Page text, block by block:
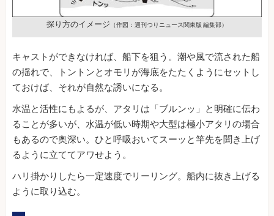
探り方のイメージ （作図：週刊つりニュース関東版 編集部）
キャストができなければ、船下を狙う。潮や風で流された船
の揺れで、トントンとオモリが海底をたたくようにセットし
ておけば、それが自然な誘いになる。
水温と活性にもよるが、アタリは「ブルンッ」と明確に伝わ
ることが多いが、水温が低い時期や大型は極小アタリの場合
もあるので奥深い。ひと呼吸おいてスーッと竿先を聞き上げ
るように立ててアワせよう。
ハリ掛かりしたら一定速度でリーリング。船内に抜き上げる
ように取り込む。